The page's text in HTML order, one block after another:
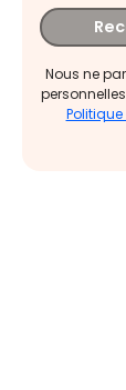
Nous ne